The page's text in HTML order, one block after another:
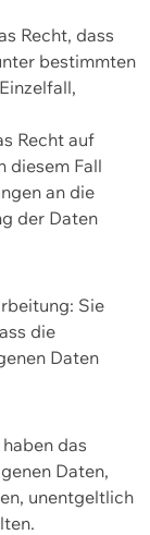
Recht, dass
bestimmten
Recht auf
diesem Fall
an die
der Daten
Sie
die
Daten
das
Daten,
unentgeltlich